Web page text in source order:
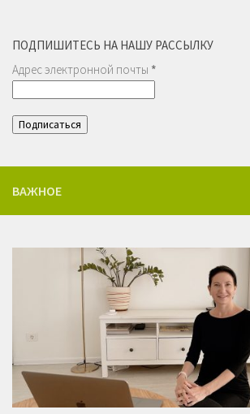
ПОДПИШИТЕСЬ НА НАШУ РАССЫЛКУ
Адрес электронной почты *
ВАЖНОЕ